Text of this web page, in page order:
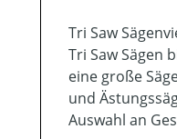
Tri Saw
Tri Saw Sägen
eine große
und
Auswahl an